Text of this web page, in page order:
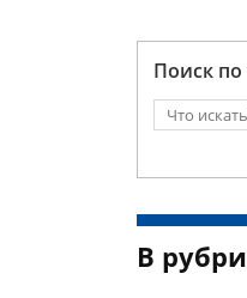
Поиск по
В